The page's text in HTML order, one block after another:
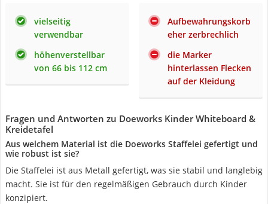
vielseitig
verwendbar
höhenverstellbar
von 66 bis 112 cm
Aufbewahrungskorb
eher zerbrechlich
die Marker
hinterlassen Flecken
auf der Kleidung
Fragen und Antworten zu Doeworks Kinder Whiteboard &
Kreidetafel
Aus welchem Material ist die Doeworks Staffelei gefertigt und
wie robust ist sie?
Die Staffelei ist aus Metall gefertigt, was sie stabil und langlebig
macht. Sie ist für den regelmäßigen Gebrauch durch Kinder
konzipiert.